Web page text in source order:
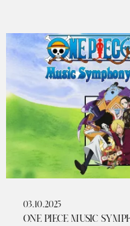
03.10.2025
ONE PIECE MUSIC